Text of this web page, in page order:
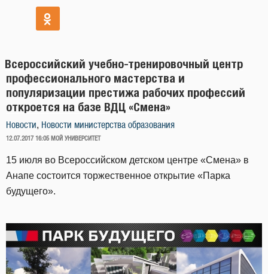
Всероссийский учебно-тренировочный центр
профессионального мастерства и
популяризации престижа рабочих профессий
откроется на базе ВДЦ «Смена»
Новости, Новости министерства образования
ОПУБЛИКОВАНО
12.07.2017 16:05 МОЙ УНИВЕРСИТЕТ
15 июля во Всероссийском детском центре «Смена» в
Анапе состоится торжественное открытие «Парка
будущего».